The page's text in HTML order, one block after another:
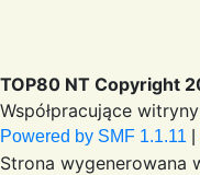
TOP80 NT Copyright
Współpracujące
Powered by SMF 1.1.11
Strona wygenerowana